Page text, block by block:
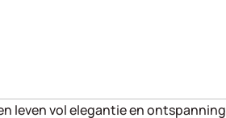
leven vol elegantie en ontspanning